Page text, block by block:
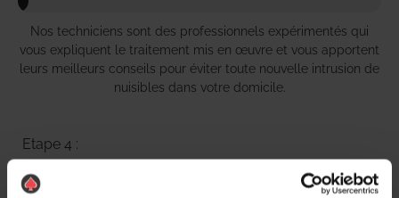
Nos techniciens sont des professionnels expérimentés qui
vous expliquent le traitement mis en œuvre et vous apportent
leurs meilleurs conseils pour éviter toute nouvelle intrusion de
nuisibles dans votre domicile.
Etape 4 :
Règlement simple et rapide